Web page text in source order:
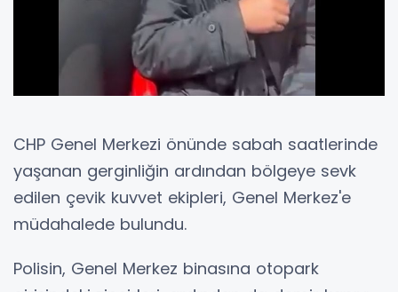
CHP Genel Merkezi önünde sabah saatlerinde
yaşanan gerginliğin ardından bölgeye sevk
edilen çevik kuvvet ekipleri, Genel Merkez'e
müdahalede bulundu.
Polisin, Genel Merkez binasına otopark